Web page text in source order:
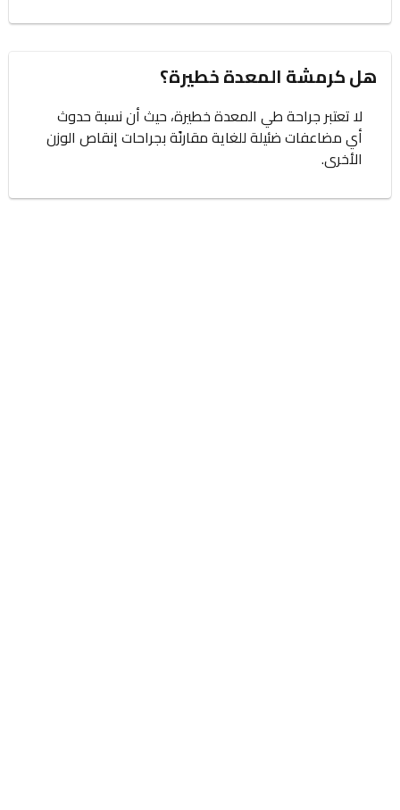
هل كرمشة المعدة خطيرة؟
لا تعتبر جراحة طي المعدة خطيرة، حيث أن نسبة حدوث
أي مضاعفات ضئيلة للغاية مقارنًة بجراحات إنقاص الوزن
الأخرى.